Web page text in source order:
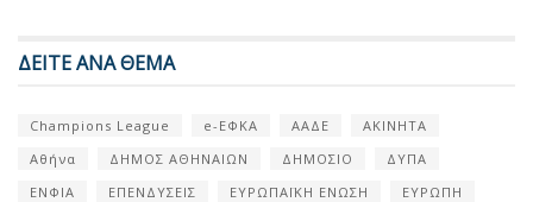
ΔΕΙΤΕ ΑΝΑ ΘΕΜΑ
Champions League e-ΕΦΚΑ ΑΑΔΕ
ΑΚΙΝΗΤΑ
Αθήνα
ΔΗΜΟΣ ΑΘΗΝΑΙΩΝ ΔΗΜΟΣΙΟ
ΔΥΠΑ
ΕΝΦΙΑ
ΕΠΕΝΔΥΣΕΙΣ ΕΥΡΩΠΑΪΚΗ ΕΝΩΣΗ
ΕΥΡΩΠΗ